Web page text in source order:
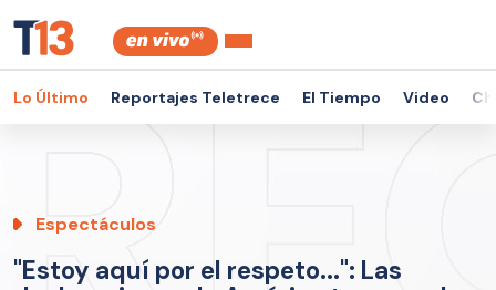
Lo Último Reportajes Teletrece El Tiempo Video
Espectáculos
"Estoy aquí por el respeto...": Las